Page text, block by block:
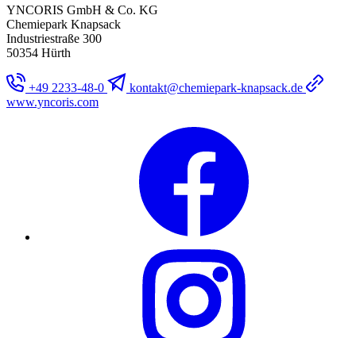
YNCORIS GmbH & Co. KG
Chemiepark Knapsack
Industriestraße 300
50354 Hürth
+49 2233-48-0
kontakt@chemiepark-knapsack.de
www.yncoris.com